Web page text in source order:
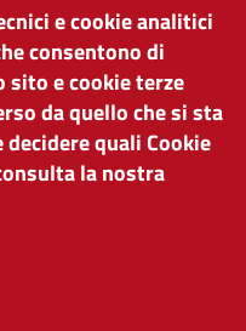
BOLZANO
DELLO
e cookie analitici
consentono di
sito e cookie terze
da quello che si sta
quali Cookie
la nostra